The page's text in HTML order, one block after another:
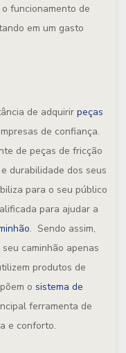
funcionamento de
em um gasto
de adquirir peças
de confiança.
de peças de fricção
durabilidade dos seus
para o seu público
para ajudar a
. Sendo assim,
caminhão apenas
produtos de
o sistema de
ferramenta de
e conforto.